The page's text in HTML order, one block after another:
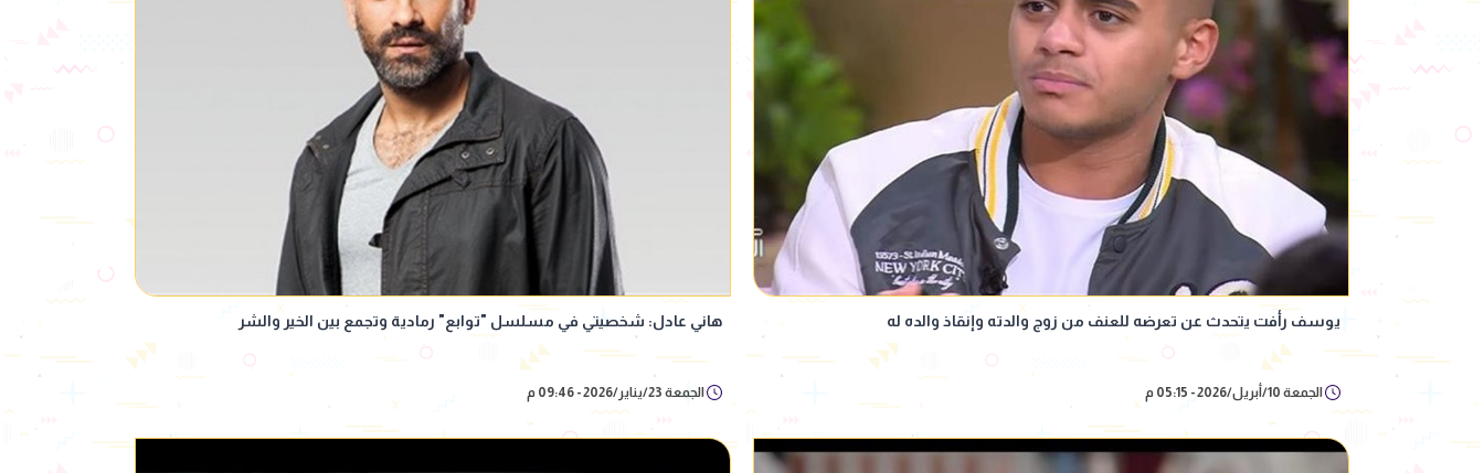
يوسف رأفت يتحدث عن تعرضه للعنف من زوج والدته وإنقاذ والده له
الجمعة 10/أبريل/2026 - 05:15 م
هاني عادل: شخصيتي في مسلسل "توابع" رمادية وتجمع بين الخير والشر
الجمعة 23/يناير/2026 - 09:46 م